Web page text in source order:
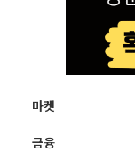
마켓
금융